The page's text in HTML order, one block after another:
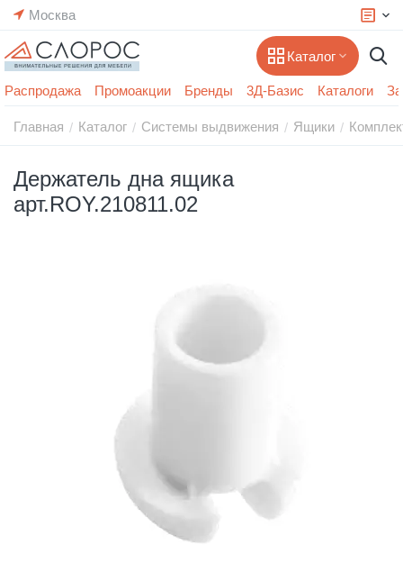
Москва
Каталог
Распродажа Промоакции Бренды 3Д-Базис Каталоги
Главная / Каталог / Системы выдвижения / Ящики /
Держатель дна ящика
арт.ROY.210811.02